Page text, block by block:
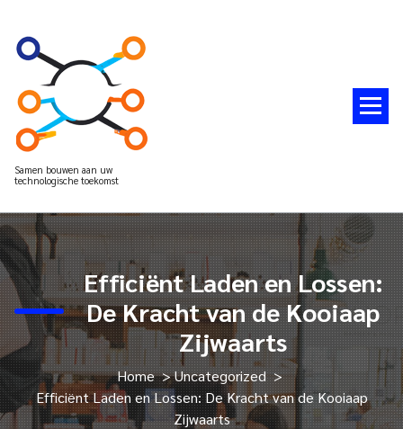
Samen bouwen aan uw
technologische toekomst
Efficiënt Laden en Lossen:
De Kracht van de Kooiaap
Zijwaarts
Home>Uncategorized>
Efficiënt Laden en Lossen: De Kracht van de Kooiaap
Zijwaarts